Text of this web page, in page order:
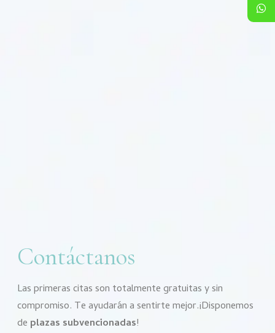
Contáctanos
Las primeras citas son totalmente gratuitas y sin
compromiso. Te ayudarán a sentirte mejor.¡Disponemos
de plazas subvencionadas!